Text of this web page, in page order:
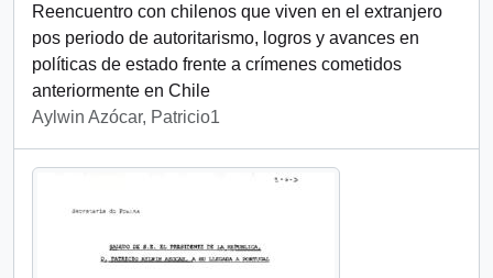
Reencuentro con chilenos que viven en el extranjero
pos periodo de autoritarismo, logros y avances en
políticas de estado frente a crímenes cometidos
anteriormente en Chile
Aylwin Azócar, Patricio1